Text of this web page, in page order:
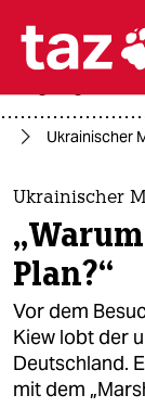
themen
politik
öko
gesellschaft
kultur
Ukrainischer
Ukrainischer
Plan?“
Vor dem
Kiew lobt der
Deutschland.
mit dem